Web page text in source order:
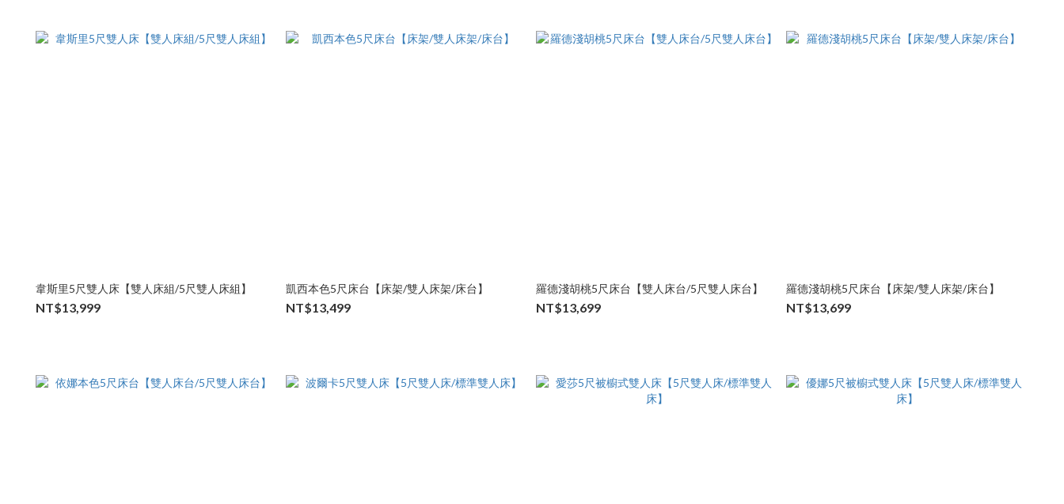
韋斯里5尺雙人床【雙人床組/5尺雙人床組】
NT$13,999
凱西本色5尺床台【床架/雙人床架/床台】
NT$13,499
羅德淺胡桃5尺床台【雙人床台/5尺雙人床台】
NT$13,699
羅德淺胡桃5尺床台【床架/雙人床架/床台】
NT$13,699